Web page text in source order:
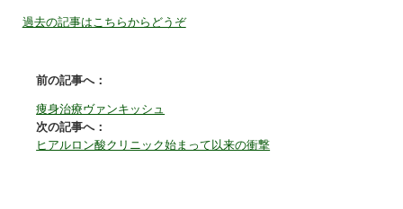
過去の記事はこちらからどうぞ
前の記事へ：
痩身治療ヴァンキッシュ
次の記事へ：
ヒアルロン酸クリニック始まって以来の衝撃